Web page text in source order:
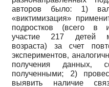
авторов было: 1)
«виктимизация»
подростков (всего в
участие 217 детей
возраста) за счет
экспериментов,
получения данных,
полученными; 2)
выявить наличие